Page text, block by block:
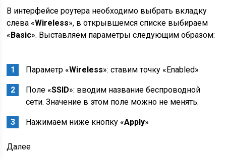
В интерфейсе роутера необходимо выбрать вкладку
слева «Wireless», в открывшемся списке выбираем
«Basic». Выставляем параметры следующим образом:
Параметр «Wireless»: ставим точку «Enabled»
Поле «SSID»: вводим название беспроводной
сети. Значение в этом поле можно не менять.
Нажимаем ниже кнопку «Apply»
Далее